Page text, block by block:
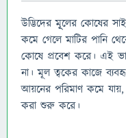
উদ্ভিদের মূূলের কোষের
কমে গেলে মাটির পানি
কোষে প্রবেশ করে। এই
না। মূল ত্বকের কাজে
আয়নের পরিমাণ কমে
করা শুরু করে।